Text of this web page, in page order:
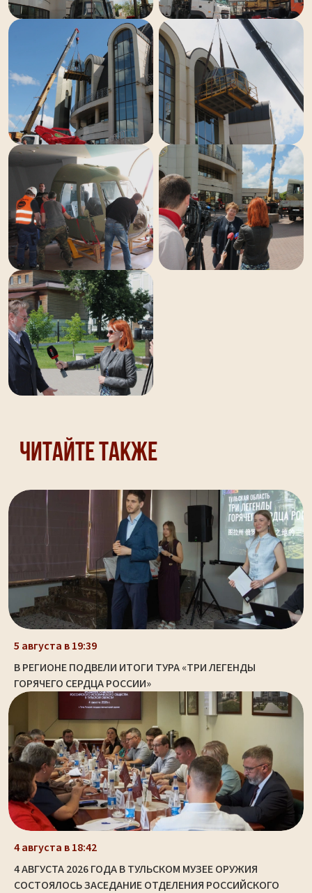
Читайте также
5 августа в 19:39
В РЕГИОНЕ ПОДВЕЛИ ИТОГИ ТУРА «ТРИ ЛЕГЕНДЫ
ГОРЯЧЕГО СЕРДЦА РОССИИ»
4 августа в 18:42
4 АВГУСТА 2026 ГОДА В ТУЛЬСКОМ МУЗЕЕ ОРУЖИЯ
СОСТОЯЛОСЬ ЗАСЕДАНИЕ ОТДЕЛЕНИЯ РОССИЙСКОГО